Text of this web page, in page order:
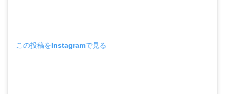
この投稿をInstagramで見る